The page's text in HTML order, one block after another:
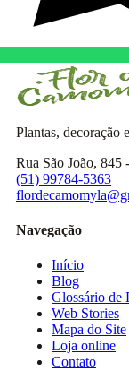
Plantas, decoração
Rua São João,
(51) 99784-5363
Navegação
Início
Blog
Glossário de
Web Stories
Mapa do Site
Loja online
Contato